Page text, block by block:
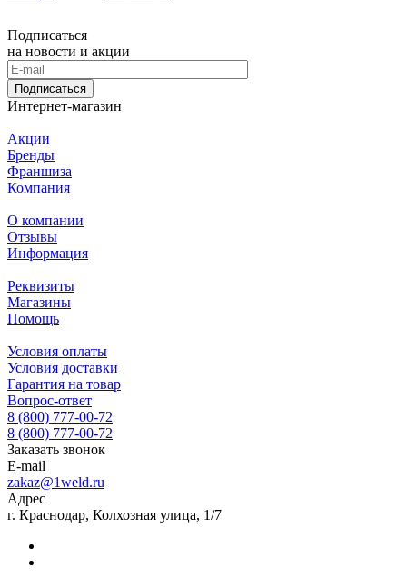
Подписаться
на новости и акции
Подписаться
Интернет-магазин
Акции
Бренды
Франшиза
Компания
О компании
Отзывы
Информация
Реквизиты
Магазины
Помощь
Условия оплаты
Условия доставки
Гарантия на товар
Вопрос-ответ
8 (800) 777-00-72
8 (800) 777-00-72
Заказать звонок
E-mail
zakaz@1weld.ru
Адрес
г. Краснодар, Колхозная улица, 1/7